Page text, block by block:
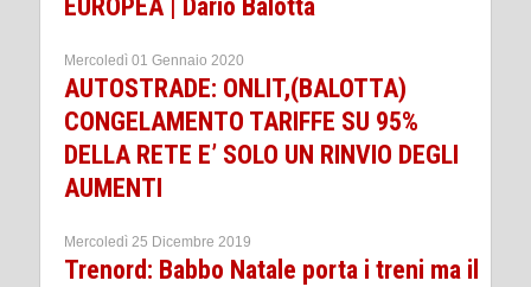
EUROPEA | Dario Balotta
Mercoledì 01 Gennaio 2020
AUTOSTRADE: ONLIT,(BALOTTA)
CONGELAMENTO TARIFFE SU 95%
DELLA RETE E’ SOLO UN RINVIO DEGLI
AUMENTI
Mercoledì 25 Dicembre 2019
Trenord: Babbo Natale porta i treni ma il